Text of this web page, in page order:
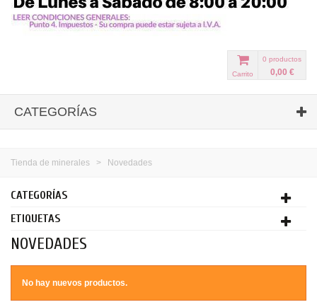
0 productos
0,00 €
Carrito
CATEGORÍAS
Tienda de minerales > Novedades
CATEGORÍAS
ETIQUETAS
NOVEDADES
No hay nuevos productos.